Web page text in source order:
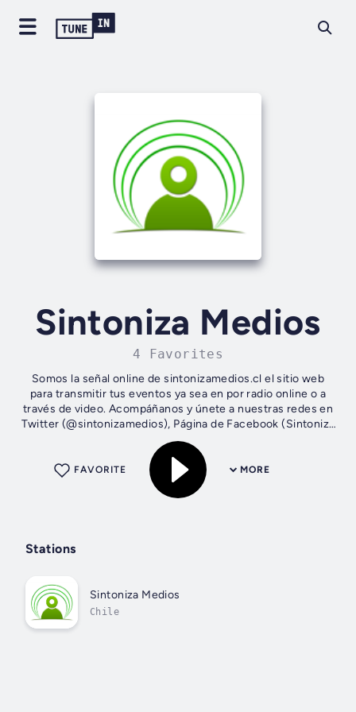
Sintoniza Medios
4 Favorites
Somos la señal online de sintonizamedios.cl el sitio web
para transmitir tus eventos ya sea en por radio online o a
través de video. Acompáñanos y únete a nuestras redes en
Twitter (@sintonizamedios), Página de Facebook (Sintoniza
Medios), Canal de...
MORE
FAVORITE
Stations
Sintoniza Medios
Chile